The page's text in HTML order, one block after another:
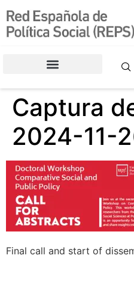
contenido
Captura
2024-11-
Final call and start of